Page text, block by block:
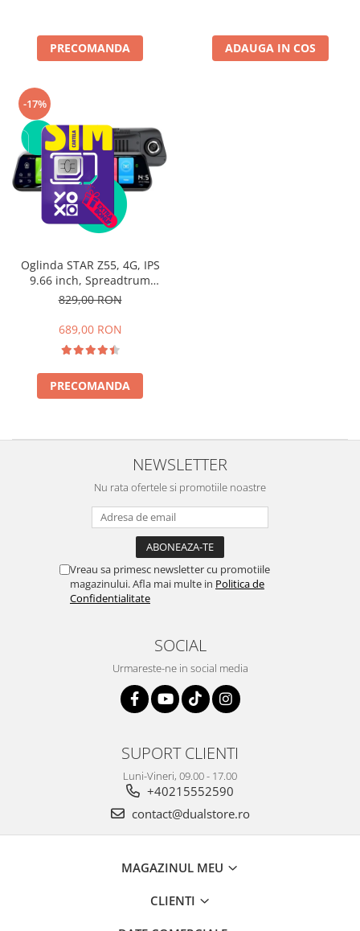
PRECOMANDA ADAUGA IN COS
-17%
Oglinda STAR Z55, 4G, IPS
9.66 inch, Spreadtrum
QuadCore, 2GB RAM, 32GB
Wifi, Bluetooth
829,00 RON
689,00 RON
PRECOMANDA
NEWSLETTER
Nu rata ofertele si promotiile noastre
Vreau sa primesc newsletter cu promotiile
magazinului. Afla mai multe in Politica de
Confidentialitate
SOCIAL
Urmareste-ne in social media
SUPORT CLIENTI
Luni-Vineri, 09.00 - 17.00
+40215552590
contact@dualstore.ro
MAGAZINUL MEU
CLIENTI